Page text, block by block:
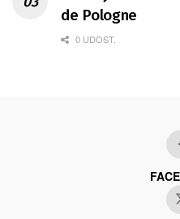
de Pologne
0 UDOST.